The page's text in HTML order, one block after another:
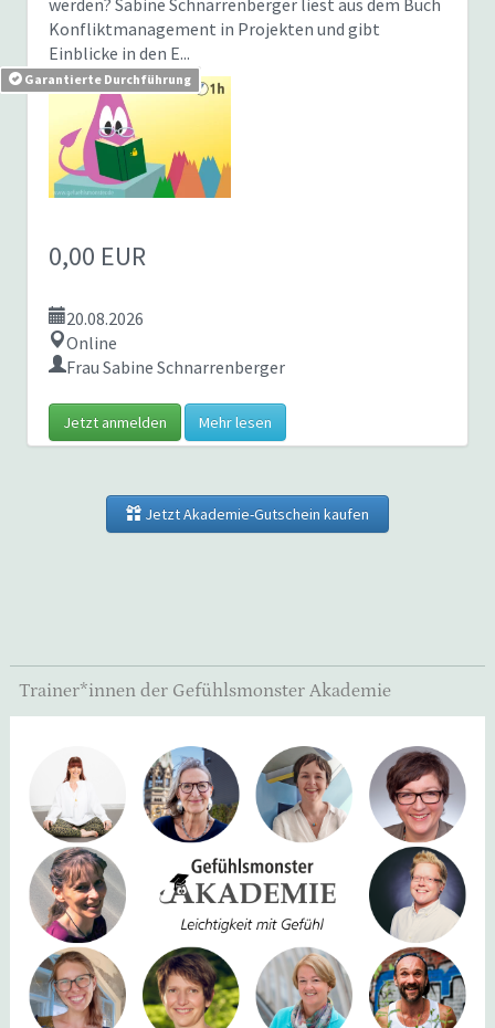
werden? Sabine Schnarrenberger liest aus dem Buch
Konfliktmanagement in Projekten und gibt
Einblicke in den E...
Garantierte Durchführung
0,00 EUR
20.08.2026
Online
Frau Sabine Schnarrenberger
Jetzt anmelden Mehr lesen
Jetzt Akademie-Gutschein kaufen
Trainer*innen der Gefühlsmonster Akademie